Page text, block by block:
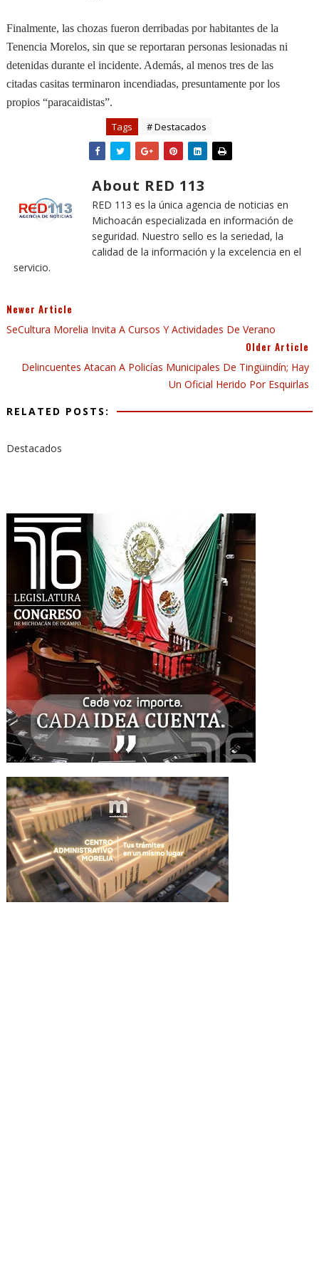
Finalmente, las chozas fueron derribadas por habitantes de la
Tenencia Morelos, sin que se reportaran personas lesionadas ni
detenidas durante el incidente. Además, al menos tres de las
citadas casitas terminaron incendiadas, presuntamente por los
propios “paracaidistas”.
Tags # Destacados
About RED 113
RED 113 es la única agencia de noticias en
Michoacán especializada en información de
seguridad. Nuestro sello es la seriedad, la
calidad de la información y la excelencia en el
servicio.
Newer Article
SeCultura Morelia Invita A Cursos Y Actividades De Verano
Older Article
Delincuentes Atacan A Policías Municipales De Tingüindín; Hay
Un Oficial Herido Por Esquirlas
RELATED POSTS:
Destacados